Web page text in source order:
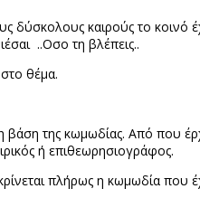
δύσκολους καιρούς το κοινό
..Οσο τη βλέπεις..
θέμα.
βάση της κωμωδίας. Από που
ή επιθεωρησιογράφος.
πλήρως η κωμωδία